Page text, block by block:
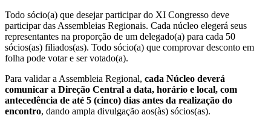
Todo sócio(a) que desejar participar do XI Congresso deve
participar das Assembleias Regionais. Cada núcleo elegerá seus
representantes na proporção de um delegado(a) para cada 50
sócios(as) filiados(as). Todo sócio(a) que comprovar desconto em
folha pode votar e ser votado(a).
Para validar a Assembleia Regional, cada Núcleo deverá
comunicar a Direção Central a data, horário e local, com
antecedência de até 5 (cinco) dias antes da realização do
encontro, dando ampla divulgação aos(às) sócios(as).